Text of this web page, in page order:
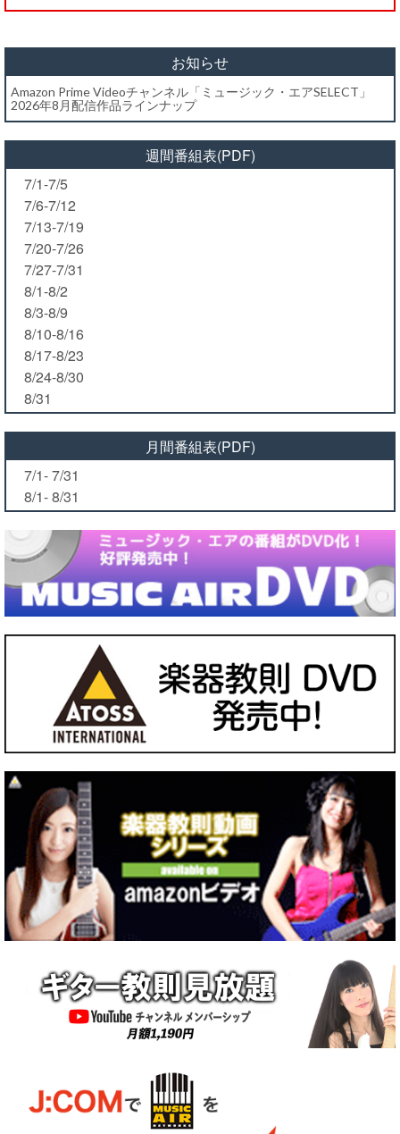
お知らせ
Amazon Prime Videoチャンネル「ミュージック・エアSELECT」
2026年8月配信作品ラインナップ
週間番組表(PDF)
7/1-7/5
7/6-7/12
7/13-7/19
7/20-7/26
7/27-7/31
8/1-8/2
8/3-8/9
8/10-8/16
8/17-8/23
8/24-8/30
8/31
月間番組表(PDF)
7/1- 7/31
8/1- 8/31